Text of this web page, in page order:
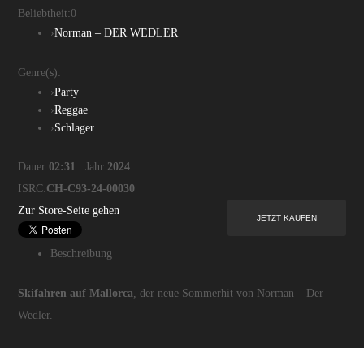
Beliebtheit:0
›Norman – DER WEDLER
Genre(s):
›Party
›Reggae
›Schlager
Dauer:02:31 Jahr:2024
ISRC:CH-C93-24-00030
Zur Store-Seite gehen
Beschreibung
Skifahren auf Mallorca , der neue Sommerhit von Norman – Der
Wedler.